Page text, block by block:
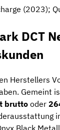
(2023);
DCT
Herstellers
Gemeint
bruttooder